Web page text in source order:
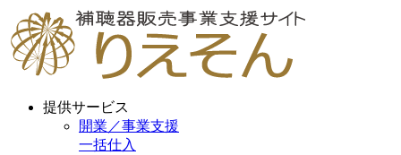
提供サービス
開業／事業支援
一括仕入